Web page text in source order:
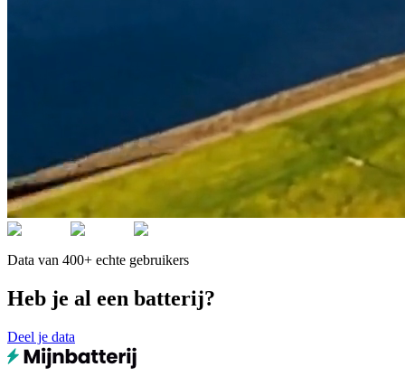
Data van 400+ echte gebruikers
Heb je al een batterij?
Deel je data